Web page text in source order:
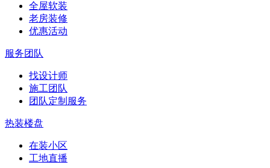
全屋软装
老房装修
优惠活动
服务团队
找设计师
施工团队
团队定制服务
热装楼盘
在装小区
工地直播